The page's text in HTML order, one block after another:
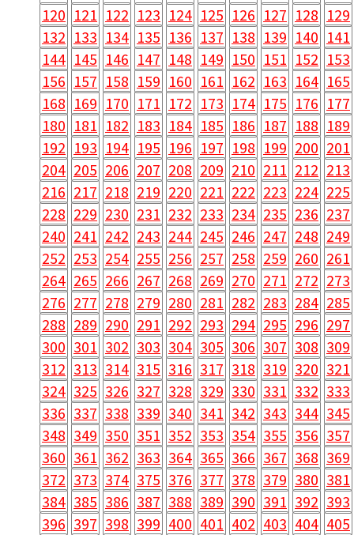
120 121 122 123 124 125 126 127 128 129
132 133 134 135 136 137 138 139 140 141
144 145 146 147 148 149 150 151 152 153
156 157 158 159 160 161 162 163 164 165
168 169 170 171 172 173 174 175 176 177
180 181 182 183 184 185 186 187 188 189
192 193 194 195 196 197 198 199 200 201
204 205 206 207 208 209 210 211 212 213
216 217 218 219 220 221 222 223 224 225
228 229 230 231 232 233 234 235 236 237
240 241 242 243 244 245 246 247 248 249
252 253 254 255 256 257 258 259 260 261
264 265 266 267 268 269 270 271 272 273
276 277 278 279 280 281 282 283 284 285
288 289 290 291 292 293 294 295 296 297
300 301 302 303 304 305 306 307 308 309
312 313 314 315 316 317 318 319 320 321
324 325 326 327 328 329 330 331 332 333
336 337 338 339 340 341 342 343 344 345
348 349 350 351 352 353 354 355 356 357
360 361 362 363 364 365 366 367 368 369
372 373 374 375 376 377 378 379 380 381
384 385 386 387 388 389 390 391 392 393
396 397 398 399 400 401 402 403 404 405